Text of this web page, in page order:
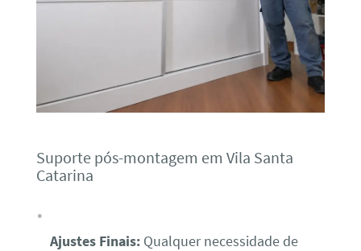
Suporte pós-montagem em Vila Santa
Catarina
Ajustes Finais:Qualquer necessidade de